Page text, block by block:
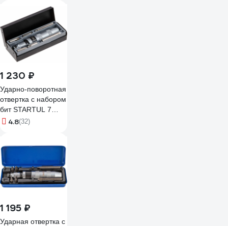
1 230 ₽
Ударно-поворотная
отвертка с набором
бит STARTUL 7
предметов PRO-
4.8(32)
1 195 ₽
Ударная отвертка с